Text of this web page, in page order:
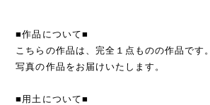
■作品について■
こちらの作品は、完全１点ものの作品です。
写真の作品をお届けいたします。
■用土について■